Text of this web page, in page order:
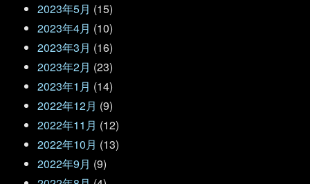
2023年5月 (15)
2023年4月 (10)
2023年3月 (16)
2023年2月 (23)
2023年1月 (14)
2022年12月 (9)
2022年11月 (12)
2022年10月 (13)
2022年9月 (9)